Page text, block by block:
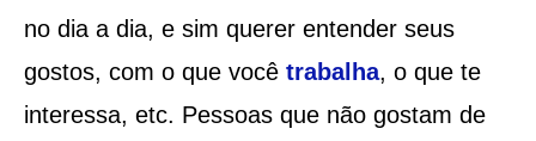
no dia a dia, e sim querer entender seus
gostos, com o que você trabalha, o que te
interessa, etc. Pessoas que não gostam de